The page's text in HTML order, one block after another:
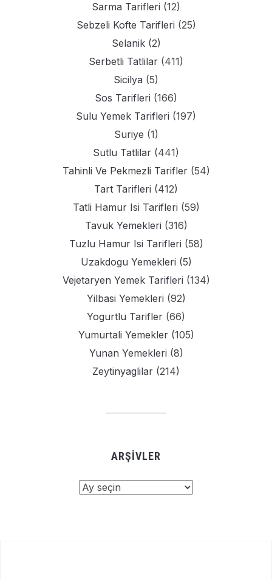
Sarma Tarifleri (12)
Sebzeli Kofte Tarifleri (25)
Selanik(2)
Serbetli Tatlilar (411)
Sicilya (5)
Sos Tarifleri (166)
Sulu Yemek Tarifleri (197)
Suriye (1)
Sutlu Tatlilar (441)
Tahinli Ve Pekmezli Tarifler(54)
Tart Tarifleri (412)
Tatli Hamur Isi Tarifleri (59)
Tavuk Yemekleri (316)
Tuzlu Hamur Isi Tarifleri (58)
Uzakdogu Yemekleri (5)
Vejetaryen Yemek Tarifleri (134)
Yilbasi Yemekleri (92)
Yogurtlu Tarifler (66)
Yumurtali Yemekler(105)
Yunan Yemekleri (8)
Zeytinyaglilar (214)
ARŞIVLER